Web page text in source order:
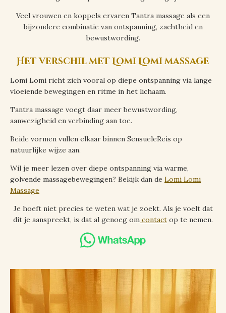
Veel vrouwen en koppels ervaren Tantra massage als een
bijzondere combinatie van ontspanning, zachtheid en
bewustwording.
Het verschil met Lomi Lomi massage
Lomi Lomi richt zich vooral op diepe ontspanning via lange
vloeiende bewegingen en ritme in het lichaam.
Tantra massage voegt daar meer bewustwording,
aanwezigheid en verbinding aan toe.
Beide vormen vullen elkaar binnen SensueleReis op
natuurlijke wijze aan.
Wil je meer lezen over diepe ontspanning via warme,
golvende massagebewegingen? Bekijk dan de Lomi Lomi
Massage
Je hoeft niet precies te weten wat je zoekt. Als je voelt dat
dit je aanspreekt, is dat al genoeg om contact op te nemen.